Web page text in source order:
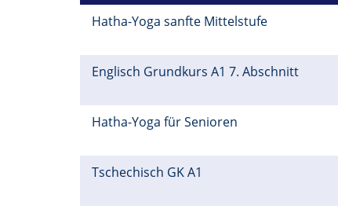
Hatha-Yoga sanfte Mittelstufe
Englisch Grundkurs A1 7. Abschnitt
Hatha-Yoga für Senioren
Tschechisch GK A1